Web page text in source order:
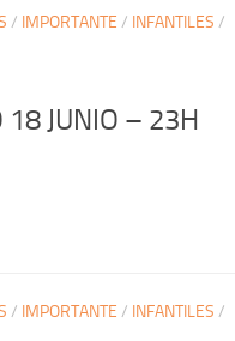
/ IMPORTANTE / INFANTILES /
18 JUNIO – 23H
/ IMPORTANTE / INFANTILES /